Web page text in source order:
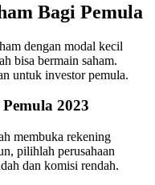
Bagi Pemula
dengan modal kecil
bisa bermain saham.
untuk investor pemula.
2023
membuka rekening
pilihlah perusahaan
dan komisi rendah.